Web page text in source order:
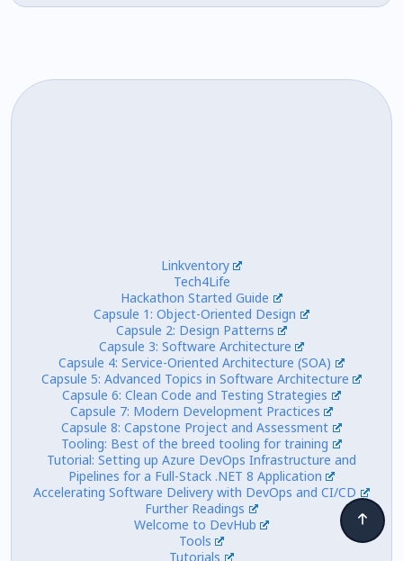
Linkventory
Tech4Life
Hackathon Started Guide
Capsule 1: Object-Oriented Design
Capsule 2: Design Patterns
Capsule 3: Software Architecture
Capsule 4: Service-Oriented Architecture (SOA)
Capsule 5: Advanced Topics in Software Architecture
Capsule 6: Clean Code and Testing Strategies
Capsule 7: Modern Development Practices
Capsule 8: Capstone Project and Assessment
Tooling: Best of the breed tooling for training
Tutorial: Setting up Azure DevOps Infrastructure and
Pipelines for a Full-Stack .NET 8 Application
Accelerating Software Delivery with DevOps and CI/CD
Further Readings
Welcome to DevHub
Tools
Tutorials